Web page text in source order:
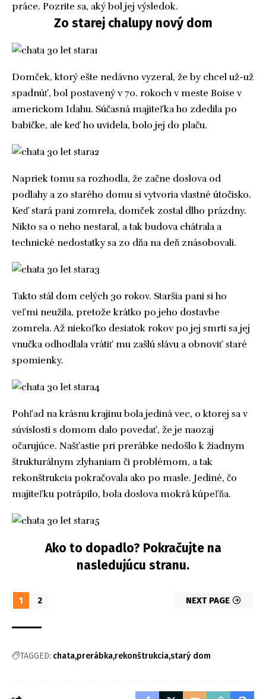
práce. Pozrite sa, aký bol jej výsledok.
Zo starej chalupy nový dom
Domček, ktorý ešte nedávno vyzeral, že by chcel už-už
spadnúť, bol postavený v 70. rokoch v meste Boise v
americkom Idahu. Súčasná majiteľka ho zdedila po
babičke, ale keď ho uvidela, bolo jej do plaču.
Napriek tomu sa rozhodla, že začne doslova od
podlahy a zo starého domu si vytvoria vlastné útočisko.
Keď stará pani zomrela, domček zostal dlho prázdny.
Nikto sa o neho nestaral, a tak budova chátrala a
technické nedostatky sa zo dňa na deň znásobovali.
Takto stál dom celých 30 rokov. Staršia pani si ho
veľmi neužila, pretože krátko po jeho dostavbe
zomrela. Až niekoľko desiatok rokov po jej smrti sa jej
vnučka odhodlala vrátiť mu zašlú slávu a obnoviť staré
spomienky.
Pohľad na krásnu krajinu bola jediná vec, o ktorej sa v
súvislosti s domom dalo povedať, že je naozaj
očarujúce. Našťastie pri prerábke nedošlo k žiadnym
štrukturálnym zlyhaniam či problémom, a tak
rekonštrukcia pokračovala ako po masle. Jediné, čo
majiteľku potrápilo, bola doslova mokrá kúpeľňa.
Ako to dopadlo? Pokračujte na
nasledujúcu stranu.
1 2 NEXT PAGE
TAGGED: chata prerábka rekonštrukciastarý dom